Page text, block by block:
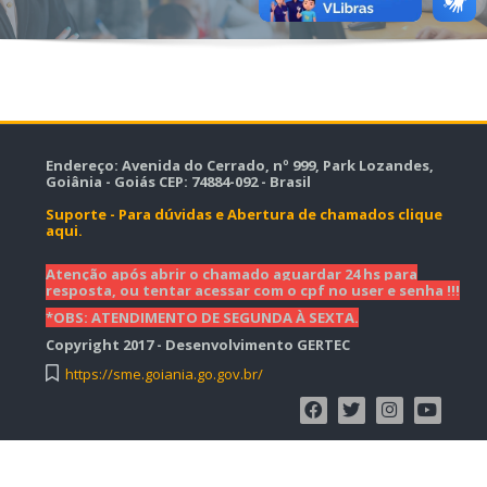
Endereço: Avenida do Cerrado, nº 999, Park Lozandes,
Goiânia - Goiás CEP: 74884-092- Brasil
Suporte - Para dúvidas e Abertura de chamados clique
aqui.
Atenção após abrir o chamado aguardar 24 hs para
resposta, ou tentar acessar com o cpf no user e senha !!!
*OBS: ATENDIMENTO DE SEGUNDA À SEXTA.
Copyright 2017 - Desenvolvimento GERTEC
https://sme.goiania.go.gov.br/